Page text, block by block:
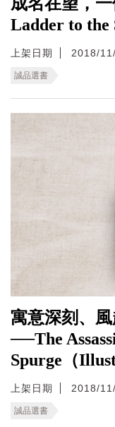
Ladder to the
上架日期 2018/
誠品選書
寓意深刻、
──The
Spurge（
上架日期 2018/
誠品選書